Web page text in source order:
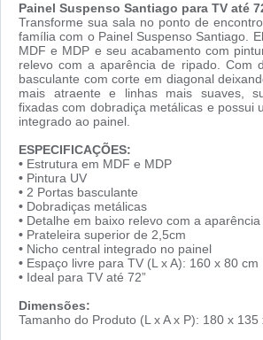
Painel Suspenso Santiago para TV até
Transforme sua sala no ponto de
família com o Painel Suspenso Santiago.
MDF e MDP e seu acabamento com
relevo com a aparência de ripado. Com
basculante com corte em diagonal
mais atraente e linhas mais suaves,
fixadas com dobradiça metálicas e possui
integrado ao painel.
ESPECIFICAÇÕES:
• Estrutura em MDF e MDP
• Pintura UV
• 2 Portas basculante
• Dobradiças metálicas
• Detalhe em baixo relevo com a
• Prateleira superior de 2,5cm
• Nicho central integrado no painel
• Espaço livre para TV (L x A): 160 x 80 cm
• Ideal para TV até 72”
Dimensões:
Tamanho do Produto (L x A x P): 180 x 135